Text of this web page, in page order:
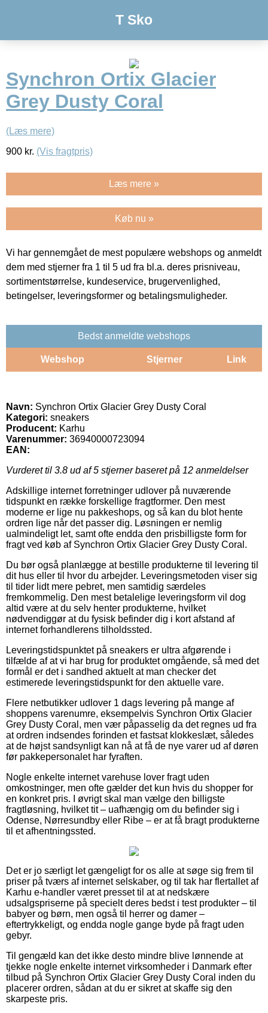
T Sko
Synchron Ortix Glacier
Grey Dusty Coral
(Læs mere)
900 kr. (Vis fragtpris)
Læs mere »
Køb nu »
Vi har gennemgået de mest populære webshops og anmeldt
dem med stjerner fra 1 til 5 ud fra bl.a. deres prisniveau,
sortimentstørrelse, kundeservice, brugervenlighed,
betingelser, leveringsformer og betalingsmuligheder.
Bedst anmeldte webshops
Webshop Stjerner Link
Navn: Synchron Ortix Glacier Grey Dusty Coral
Kategori: sneakers
Producent: Karhu
Varenummer: 36940000723094
EAN:
Vurderet til 3.8 ud af 5 stjerner baseret på 12 anmeldelser
Adskillige internet forretninger udlover på nuværende
tidspunkt en række forskellige fragtformer. Den mest
moderne er lige nu pakkeshops, og så kan du blot hente
ordren lige når det passer dig. Løsningen er nemlig
ualmindeligt let, samt ofte endda den prisbilligste form for
fragt ved køb af Synchron Ortix Glacier Grey Dusty Coral.
Du bør også planlægge at bestille produkterne til levering til
dit hus eller til hvor du arbejder. Leveringsmetoden viser sig
til tider lidt mere pebret, men samtidig særdeles
fremkommelig. Den mest betalelige leveringsform vil dog
altid være at du selv henter produkterne, hvilket
nødvendiggør at du fysisk befinder dig i kort afstand af
internet forhandlerens tilholdssted.
Leveringstidspunktet på sneakers er ultra afgørende i
tilfælde af at vi har brug for produktet omgående, så med det
formål er det i sandhed aktuelt at man checker det
estimerede leveringstidspunkt for den aktuelle vare.
Flere netbutikker udlover 1 dags levering på mange af
shoppens varenumre, eksempelvis Synchron Ortix Glacier
Grey Dusty Coral, men vær påpasselig da det regnes ud fra
at ordren indsendes forinden et fastsat klokkeslæt, således
at de højst sandsynligt kan nå at få de nye varer ud af døren
før pakkepersonalet har fyraften.
Nogle enkelte internet varehuse lover fragt uden
omkostninger, men ofte gælder det kun hvis du shopper for
en konkret pris. I øvrigt skal man vælge den billigste
fragtløsning, hvilket tit – uafhængig om du befinder sig i
Odense, Nørresundby eller Ribe – er at få bragt produkterne
til et afhentningssted.
Det er jo særligt let gængeligt for os alle at søge sig frem til
priser på tværs af internet selskaber, og til tak har flertallet af
Karhu e-handler været presset til at at nedskære
udsalgspriserne på specielt deres bedst i test produkter – til
babyer og børn, men også til herrer og damer –
eftertrykkeligt, og endda nogle gange byde på fragt uden
gebyr.
Til gengæld kan det ikke desto mindre blive lønnende at
tjekke nogle enkelte internet virksomheder i Danmark efter
tilbud på Synchron Ortix Glacier Grey Dusty Coral inden du
placerer ordren, sådan at du er sikret at skaffe sig den
skarpeste pris.